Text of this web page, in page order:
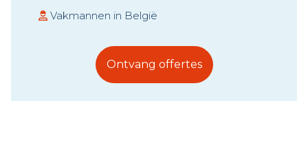
Vakmannen in België
Ontvang offertes